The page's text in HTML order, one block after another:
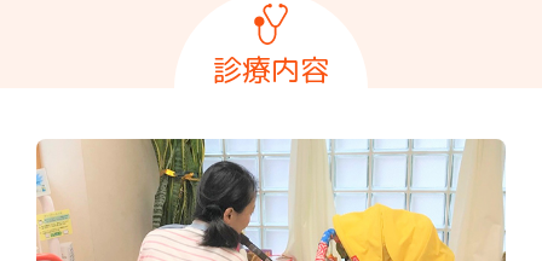
診療内容